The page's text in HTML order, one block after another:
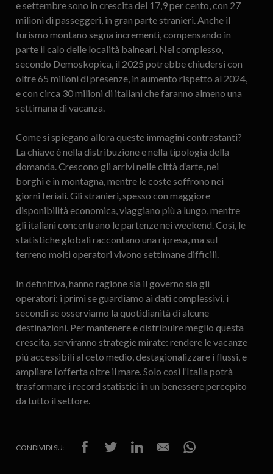
e settembre sono in crescita del 17,9 per cento, con 27
milioni di passeggeri, in gran parte stranieri. Anche il
turismo montano segna incrementi, compensando in
parte il calo delle località balneari. Nel complesso,
secondo Demoskopica, il 2025 potrebbe chiudersi con
oltre 65 milioni di presenze, in aumento rispetto al 2024,
e con circa 30 milioni di italiani che faranno almeno una
settimana di vacanza.
Come si spiegano allora queste immagini contrastanti?
La chiave è nella distribuzione e nella tipologia della
domanda. Crescono gli arrivi nelle città d’arte, nei
borghi e in montagna, mentre le coste soffrono nei
giorni feriali. Gli stranieri, spesso con maggiore
disponibilità economica, viaggiano più a lungo, mentre
gli italiani concentrano le partenze nei weekend. Così, le
statistiche globali raccontano una ripresa, ma sul
terreno molti operatori vivono settimane difficili.
In definitiva, hanno ragione sia il governo sia gli
operatori: i primi se guardiamo ai dati complessivi, i
secondi se osserviamo la quotidianità di alcune
destinazioni. Per mantenere e distribuire meglio questa
crescita, serviranno strategie mirate: rendere le vacanze
più accessibili al ceto medio, destagionalizzare i flussi, e
ampliare l’offerta oltre il mare. Solo così l’Italia potrà
trasformare i record statistici in un benessere percepito
da tutto il settore.
CONDIVIDI SU: